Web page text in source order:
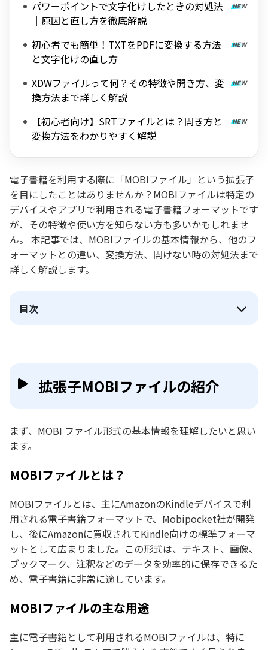
パワーポイントで文字化けしたときの対処法
｜原因と直し方を徹底解説
初心者でも簡単！TXTをPDFに変換する方法
と文字化けの直し方
XDWファイルって何？その特徴や開き方、変
換方法まで詳しく解説
【初心者向け】SRTファイルとは？開き方と
変換方法をわかりやすく解説
電子書籍を利用する際に「MOBIファイル」という拡張子
を目にしたことはありませんか？MOBIファイルは特定の
デバイスやアプリで利用される電子書籍フォーマットです
が、その特徴や使い方を知らない方も多いかもしれませ
ん。 本記事では、MOBIファイルの基本情報から、他のフ
ォーマットとの違い、変換方法、開けない時の対処法まで
詳しく解説します。
目次
拡張子MOBIファイルの紹介
まず、MOBI ファイル形式の基本情報を理解したいと思い
ます。
MOBIファイルとは？
MOBIファイルとは、主にAmazonのKindleデバイスで利
用される電子書籍フォーマットで、Mobipocket社が開発
し、後にAmazonに買収されてKindle向けの標準フォーマ
ットとして広まりました。この形式は、テキスト、画像、
ブックマーク、注釈などのデータを効率的に保存できるた
め、電子書籍に非常に適しています。
MOBIファイルの主な用途
主に電子書籍として利用されるMOBIファイルは、特に